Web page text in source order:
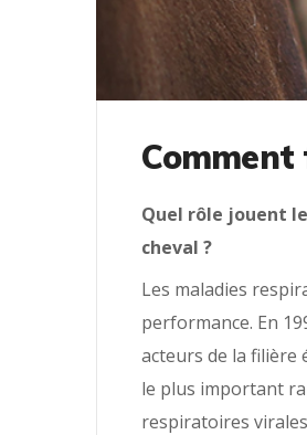
Comment
Quel rôle jouent
cheval ?
Les maladies
performance. En
acteurs de la filière
le plus important
respiratoires